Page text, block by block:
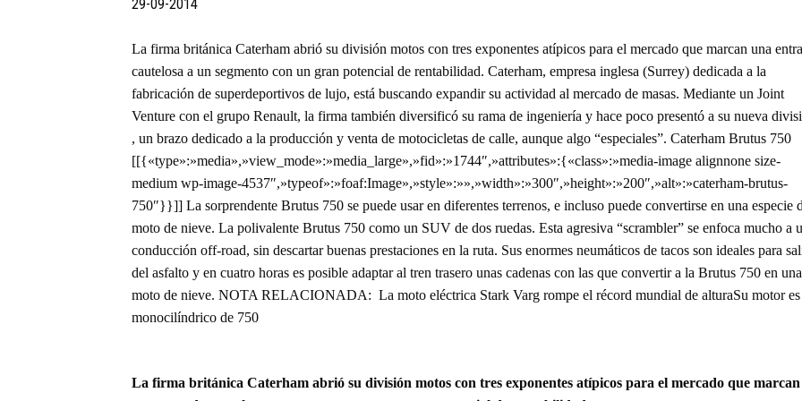
29-09-2014
La firma británica Caterham abrió su división motos con tres exponentes atípicos para el mercado que marcan una
cautelosa a un segmento con un gran potencial de rentabilidad. Caterham, empresa inglesa (Surrey) dedicada a la
fabricación de superdeportivos de lujo, está buscando expandir su actividad al mercado de masas. Mediante un Joint
Venture con el grupo Renault, la firma también diversificó su rama de ingeniería y hace poco presentó a su nueva
, un brazo dedicado a la producción y venta de motocicletas de calle, aunque algo “especiales”. Caterham Brutus 750
[[{«type»:»media»,»view_mode»:»media_large»,»fid»:»1744″,»attributes»:{«class»:»media-image alignnone size-
medium wp-image-4537″,»typeof»:»foaf:Image»,»style»:»»,»width»:»300″,»height»:»200″,»alt»:»caterham-brutus-
750″}}]] La sorprendente Brutus 750 se puede usar en diferentes terrenos, e incluso puede convertirse en una especie
moto de nieve. La polivalente Brutus 750 como un SUV de dos ruedas. Esta agresiva “scrambler” se enfoca mucho a
conducción off-road, sin descartar buenas prestaciones en la ruta. Sus enormes neumáticos de tacos son ideales para
del asfalto y en cuatro horas es posible adaptar al tren trasero unas cadenas con las que convertir a la Brutus 750 en una
moto de nieve. NOTA RELACIONADA: La moto eléctrica Stark Varg rompe el récord mundial de alturaSu motor es
monocilíndrico de 750
La firma británica Caterham abrió su división motos con tres exponentes atípicos para el mercado que marcan